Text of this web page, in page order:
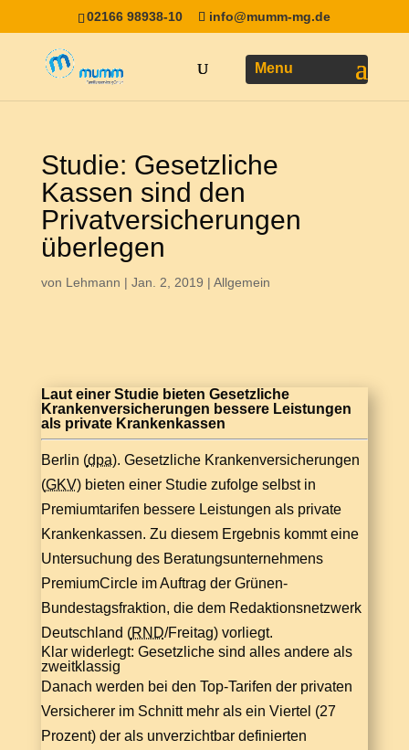
02166 98938-10 info@mumm-mg.de
Studie: Gesetzliche
Kassen sind den
Privatversicherungen
überlegen
von Lehmann | Jan. 2, 2019 | Allgemein
Laut einer Studie bieten Gesetzliche
Krankenversicherungen bessere Leistungen
als private Krankenkassen
Berlin (dpa). Gesetzliche Krankenversicherungen
(GKV) bieten einer Studie zufolge selbst in
Premiumtarifen bessere Leistungen als private
Krankenkassen. Zu diesem Ergebnis kommt eine
Untersuchung des Beratungsunternehmens
PremiumCircle im Auftrag der Grünen-
Bundestagsfraktion, die dem Redaktionsnetzwerk
Deutschland (RND/Freitag) vorliegt.
Klar widerlegt: Gesetzliche sind alles andere als
zweitklassig
Danach werden bei den Top-Tarifen der privaten
Versicherer im Schnitt mehr als ein Viertel (27
Prozent) der als unverzichtbar definierten